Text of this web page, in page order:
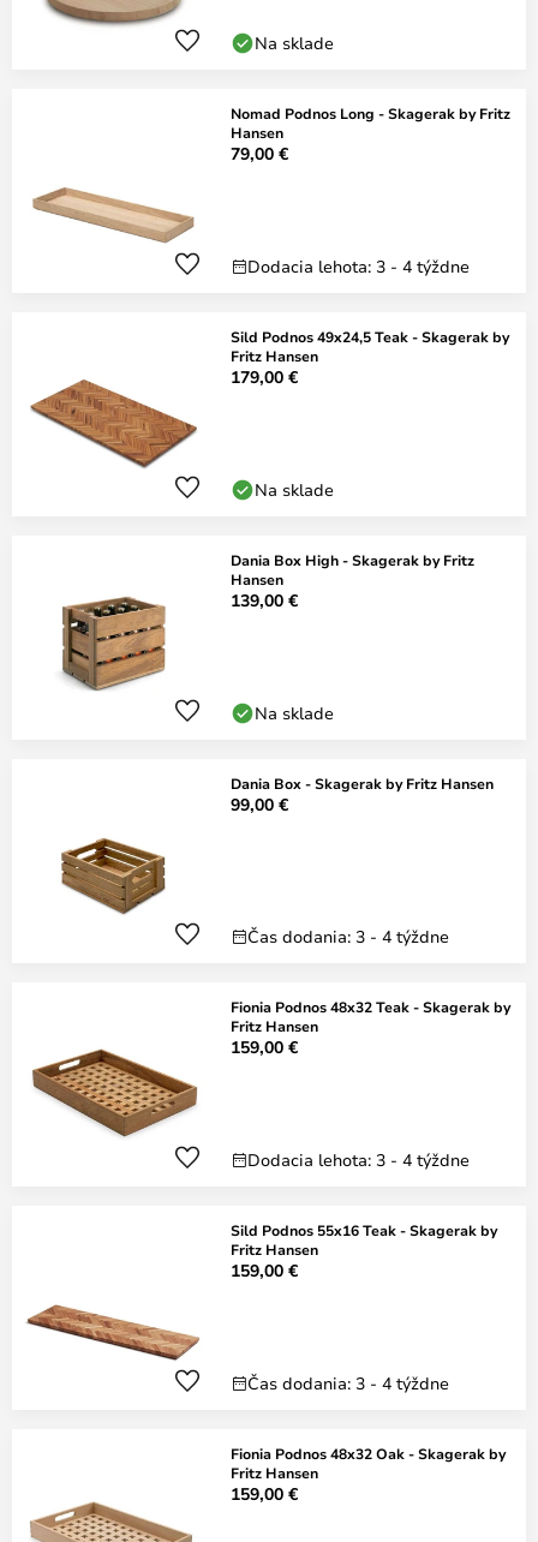
Na sklade
Nomad Podnos Long - Skagerak by Fritz
Hansen
79,00 €
Dodacia lehota: 3 - 4 týždne
Sild Podnos 49x24,5 Teak - Skagerak by
Fritz Hansen
179,00 €
Na sklade
Dania Box High - Skagerak by Fritz
Hansen
139,00 €
Na sklade
Dania Box - Skagerak by Fritz Hansen
99,00 €
Čas dodania: 3 - 4 týždne
Fionia Podnos 48x32 Teak - Skagerak by
Fritz Hansen
159,00 €
Dodacia lehota: 3 - 4 týždne
Sild Podnos 55x16 Teak - Skagerak by
Fritz Hansen
159,00 €
Čas dodania: 3 - 4 týždne
Fionia Podnos 48x32 Oak - Skagerak by
Fritz Hansen
159,00 €